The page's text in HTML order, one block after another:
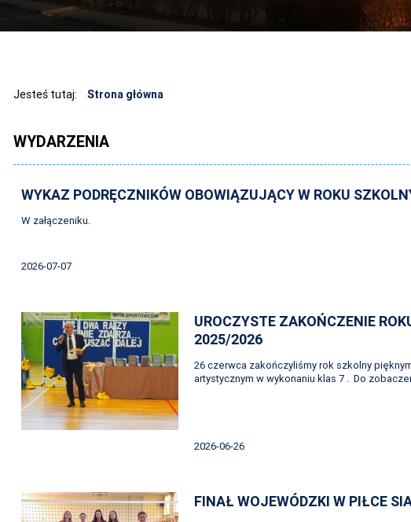
Jesteś tutaj: Strona główna
WYDARZENIA
WYKAZ PODRĘCZNIKÓW OBOWIĄZUJĄCY W ROKU
W załączeniku.
2026-07-07
UROCZYSTE ZAKOŃCZENIE
2025/2026
26 czerwca zakończyliśmy rok szkolny
artystycznym w wykonaniu klas 7 . Do
2026-06-26
FINAŁ WOJEWÓDZKI W PIŁCE